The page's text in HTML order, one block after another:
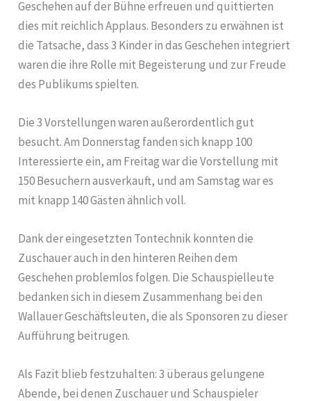
Geschehen auf der Bühne erfreuen und quittierten
dies mit reichlich Applaus. Besonders zu erwähnen ist
die Tatsache, dass 3 Kinder in das Geschehen integriert
waren die ihre Rolle mit Begeisterung und zur Freude
des Publikums spielten.
Die 3 Vorstellungen waren außerordentlich gut
besucht. Am Donnerstag fanden sich knapp 100
Interessierte ein, am Freitag war die Vorstellung mit
150 Besuchern ausverkauft, und am Samstag war es
mit knapp 140 Gästen ähnlich voll.
Dank der eingesetzten Tontechnik konnten die
Zuschauer auch in den hinteren Reihen dem
Geschehen problemlos folgen. Die Schauspielleute
bedanken sich in diesem Zusammenhang bei den
Wallauer Geschäftsleuten, die als Sponsoren zu dieser
Aufführung beitrugen.
Als Fazit blieb festzuhalten: 3 überaus gelungene
Abende, bei denen Zuschauer und Schauspieler